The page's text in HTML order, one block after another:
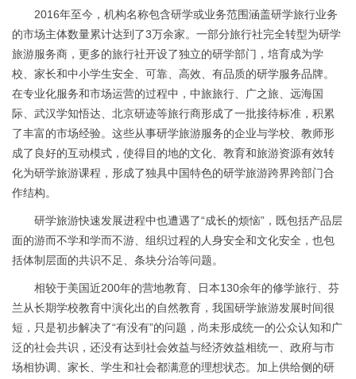
2016年至今，机构名称包含研学或业务范围涵盖研学旅行业务
的市场主体数量累计达到了3万余家。一部分旅行社完全转型为研学
旅游服务商，更多的旅行社开设了独立的研学部门，培育成为学
校、家长和中小学生安全、可靠、高效、有品质的研学服务品牌。
在专业化服务和市场运营的过程中，中旅旅行、广之旅、远海国
际、武汉学知悟达、北京研迹等旅行商形成了一批接待标准，积累
了丰富的市场经验。这些从事研学旅游服务的企业与学校、教师形
成了良好的互动模式，使得目的地的文化、教育和旅游资源有效转
化为研学旅游课程，形成了独具中国特色的研学旅游跨界跨部门合
作结构。
研学旅游快速发展进程中也遭遇了“成长的烦恼”，既包括产品层
面的游而不学和学而不游、组织过程的人身安全和文化安全，也包
括体制层面的共识不足、条块分治等问题。
相较于美国近200年的营地教育、日本130余年的修学旅行、芬
兰从长期学校教育中演化出的自然教育，我国研学旅游发展时间很
短，只是初步解决了“有没有”的问题，尚未形成统一的公众认知和广
泛的社会共识，还没有达到社会效益与经济效益相统一、政府与市
场相协调、家长、学生和社会都满意的理想状态。加上供给侧的研